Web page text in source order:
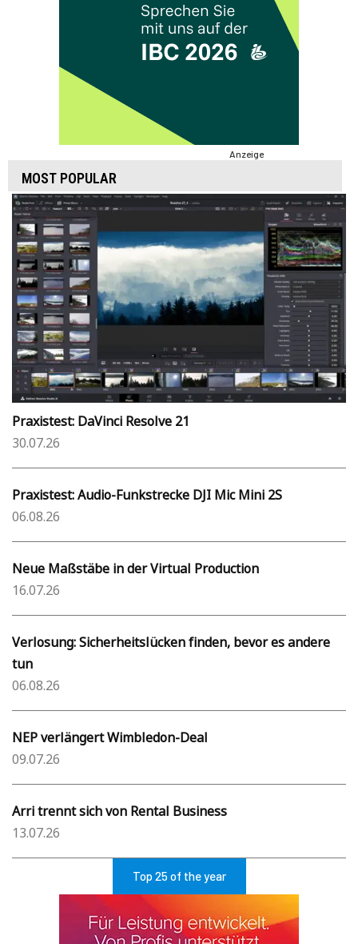
Anzeige
MOST POPULAR
Praxistest: DaVinci Resolve 21
30.07.26
Praxistest: Audio-Funkstrecke DJI Mic Mini 2S
06.08.26
Neue Maßstäbe in der Virtual Production
16.07.26
Verlosung: Sicherheitslücken finden, bevor es andere
tun
06.08.26
NEP verlängert Wimbledon-Deal
09.07.26
Arri trennt sich von Rental Business
13.07.26
Top 25 of the year